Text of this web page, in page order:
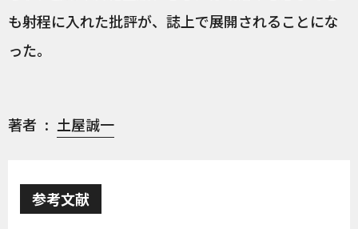
も射程に入れた批評が、誌上で展開されることにな
った。
著者 土屋誠一
参考文献